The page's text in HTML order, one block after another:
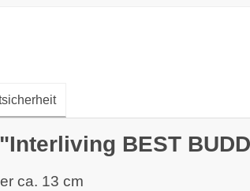
BEST
ca. 13 cm